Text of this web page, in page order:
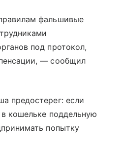
фальшивые
под протокол,
— сообщил
предостерег: если
кошельке поддельную
попытку